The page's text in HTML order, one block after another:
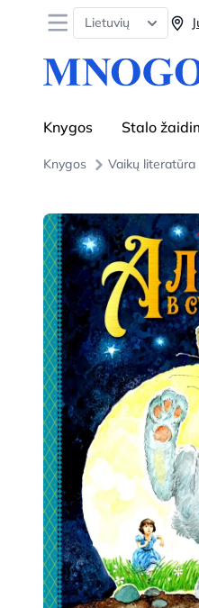
Open menu
Lietuvių
Knygos Stalo
Knygos Vaikų literatūra